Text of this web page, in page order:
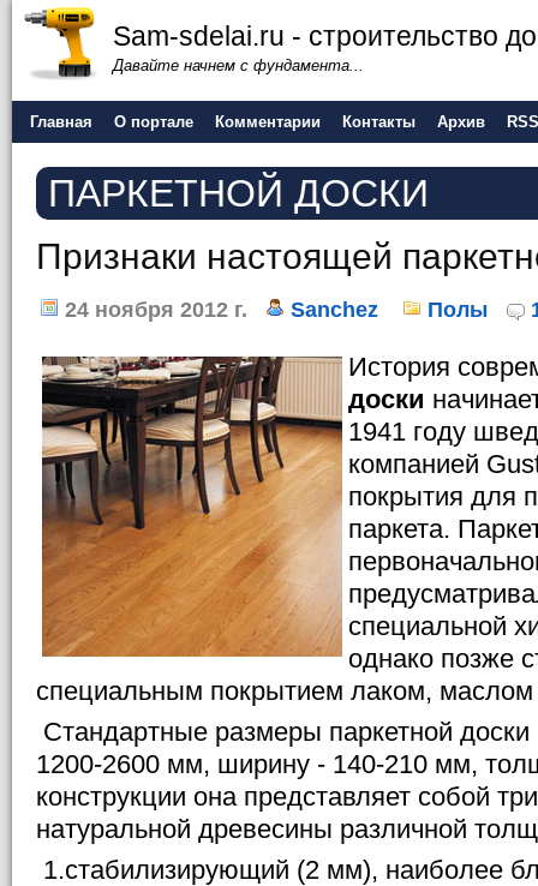
Sam-sdelai.ru - строительство
Давайте начнем с фундамента...
Главная О портале Комментарии Контакты Архив RSS
ПАРКЕТНОЙ ДОСКИ
Признаки настоящей
24 ноября 2012 г. Sanchez Полы
История
доски
1941 году
компанией
покрытия для
паркета.
специальной
однако позже
специальным покрытием лаком, маслом
Стандартные размеры паркетной
1200-2600 мм, ширину - 140-210 мм,
конструкции она представляет собой
натуральной древесины различной
1.стабилизирующий (2 мм), наиболее